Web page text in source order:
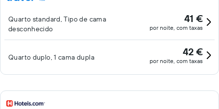
Quarto standard, Tipo de cama
desconhecido
41 €
por noite, com taxas
Quarto duplo, 1 cama dupla 42 €
por noite, com taxas